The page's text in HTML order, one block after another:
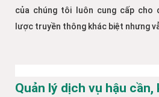
của chúng tôi luôn cung cấp cho
lược truyền thông khác biệt nhưng
Quản lý dịch vụ hậu cần,